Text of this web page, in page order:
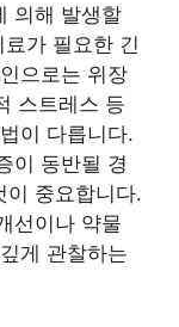
의해 발생할
가 필요한 긴
으로는 위장
스트레스 등
이 다릅니다.
이 동반될 경
이 중요합니다.
선이나 약물
게 관찰하는